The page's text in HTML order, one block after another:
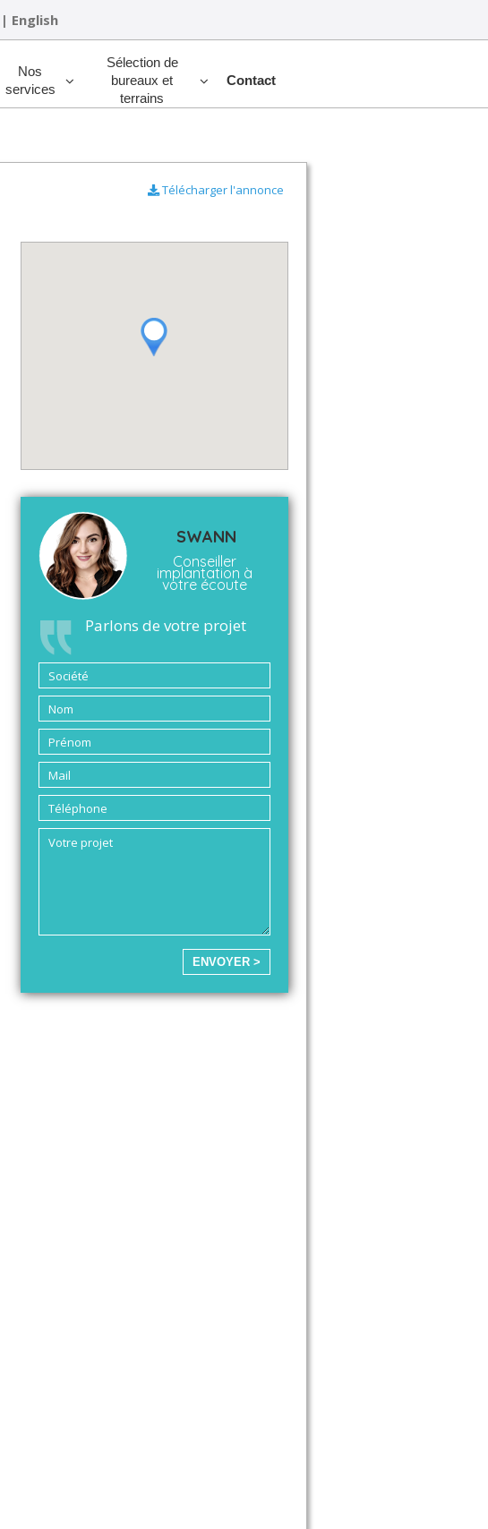
| English
Nos
services
Sélection de
bureaux et
terrains
Contact
Télécharger l'annonce
SWANN
Conseiller
implantation à
votre écoute
Parlons de votre projet
ENVOYER >